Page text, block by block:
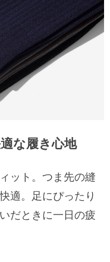
な履き心地
ット。つま先の縫
適。足にぴったり
だときに一日の疲